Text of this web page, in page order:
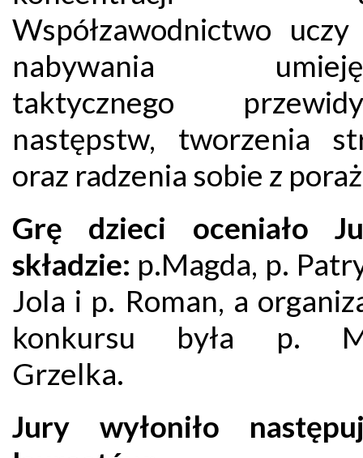
Współzawodnictwo
nabywania
taktycznego
następstw, tworzenia
oraz radzenia sobie z
Grę dzieci oceniało
składzie: p.Magda, p.
Jola i p. Roman, a
konkursu była p.
Grzelka.
Jury wyłoniło